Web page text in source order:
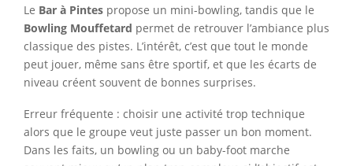
Le Bar à Pintes propose un mini-bowling, tandis que le
Bowling Mouffetard permet de retrouver l’ambiance plus
classique des pistes. L’intérêt, c’est que tout le monde
peut jouer, même sans être sportif, et que les écarts de
niveau créent souvent de bonnes surprises.
Erreur fréquente : choisir une activité trop technique
alors que le groupe veut juste passer un bon moment.
Dans les faits, un bowling ou un baby-foot marche